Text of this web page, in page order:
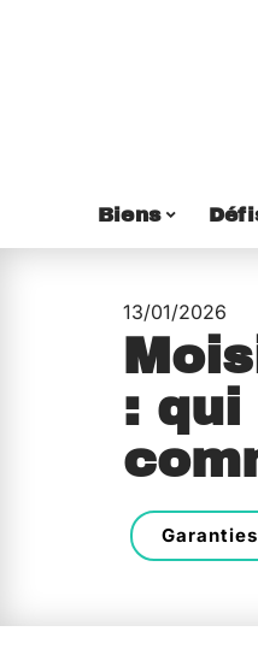
Biens
13/01/2026
: qui
Garanties